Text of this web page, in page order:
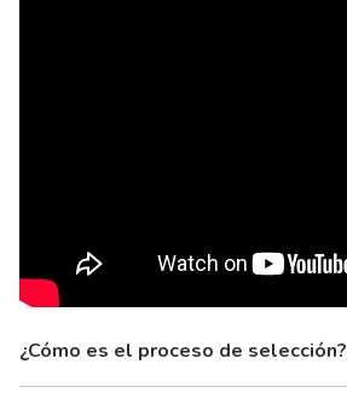
¿Cómo es el proceso de selección?